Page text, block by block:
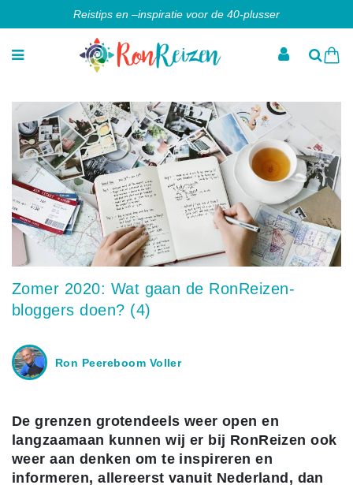
Reistips en –inspiratie voor de 40-plusser
Zomer 2020: Wat gaan de RonReizen-
bloggers doen? (4)
Ron Peereboom Voller
De grenzen grotendeels weer open en
langzaamaan kunnen wij er bij RonReizen ook
weer aan denken om te inspireren en
informeren, allereerst vanuit Nederland, dan